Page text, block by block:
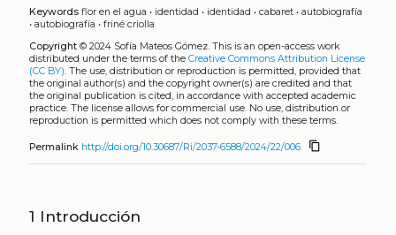
Keywords flor en el agua • identidad • identidad • cabaret• autobiografía
• autobiografía • friné criolla
Copyright© 2024 Sofía Mateos Gómez. This is an open-access work
distributed under the terms of the Creative Commons Attribution License
(CC BY). The use, distribution or reproduction is permitted, provided that
the original author(s) and the copyright owner(s) are credited and that
the original publication is cited, in accordance with accepted academic
practice. The license allows for commercial use. No use, distribution or
reproduction is permitted which does not comply with these terms.
Permalink http://doi.org/10.30687/Ri/2037-6588/2024/22/006 content_copy
1 Introducción